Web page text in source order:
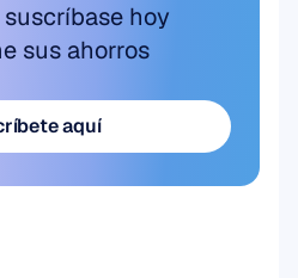
hoy
sus ahorros
aquí